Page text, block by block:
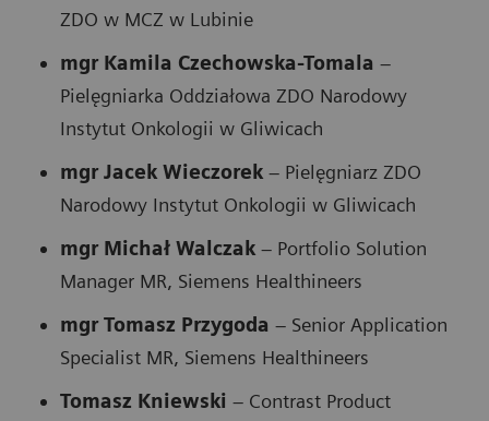
ZDO w MCZ w Lubinie
mgr Kamila Czechowska-Tomala –
Pielęgniarka Oddziałowa ZDO Narodowy
Instytut Onkologii w Gliwicach
mgr Jacek Wieczorek – Pielęgniarz ZDO
Narodowy Instytut Onkologii w Gliwicach
mgr Michał Walczak – Portfolio Solution
Manager MR, Siemens Healthineers
mgr Tomasz Przygoda – Senior Application
Specialist MR, Siemens Healthineers
Tomasz Kniewski – Contrast Product